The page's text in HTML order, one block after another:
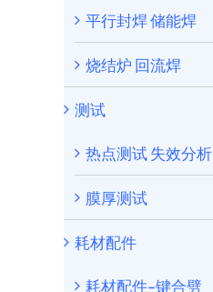
平行封焊 储能焊
烧结炉 回流焊
测试
热点测试 失效分析
膜厚测试
耗材配件
耗材配件-键合劈